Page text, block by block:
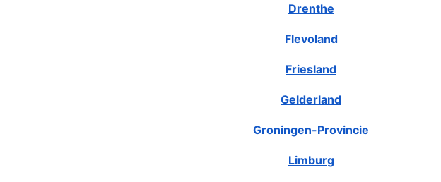
Drenthe
Flevoland
Friesland
Gelderland
Groningen-Provincie
Limburg